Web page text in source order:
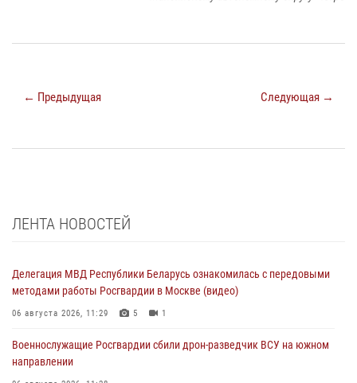
← Предыдущая Следующая →
ЛЕНТА НОВОСТЕЙ
Делегация МВД Республики Беларусь ознакомилась с передовыми
методами работы Росгвардии в Москве (видео)
06 августа 2026, 11:29 5 1
Военнослужащие Росгвардии сбили дрон-разведчик ВСУ на южном
направлении